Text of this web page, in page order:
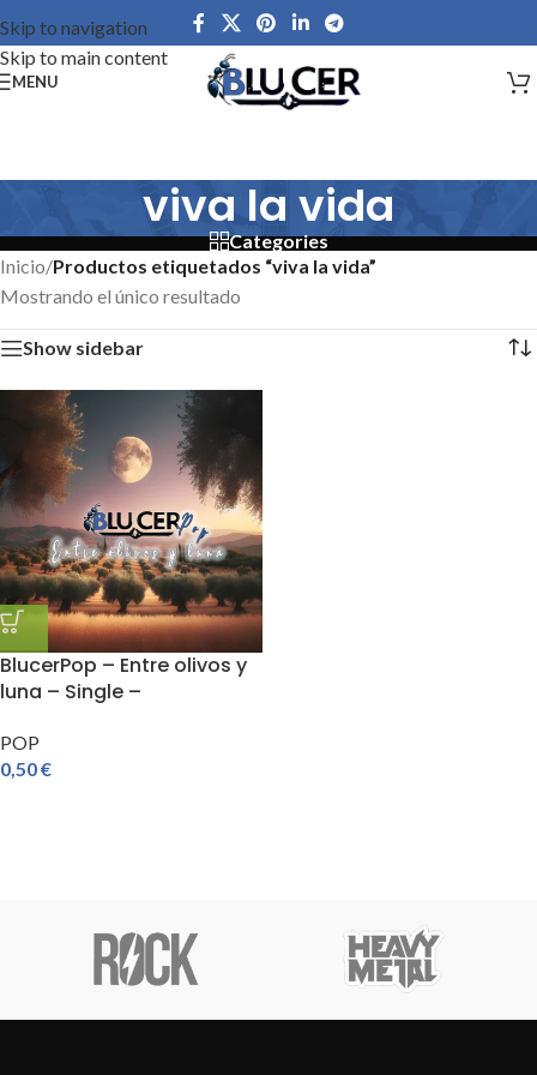
Skip to navigation
Skip to main content
MENU
viva la vida
Categories
Inicio/Productos etiquetados “viva la vida”
Mostrando el único resultado
Show sidebar
BlucerPop – Entre olivos y
luna – Single –
POP
0,50€